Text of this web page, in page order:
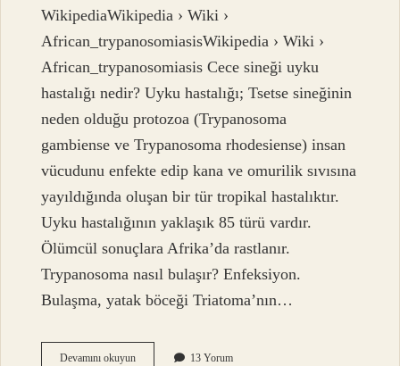
WikipediaWikipedia › Wiki ›
African_trypanosomiasisWikipedia › Wiki ›
African_trypanosomiasis Cece sineği uyku
hastalığı nedir? Uyku hastalığı; Tsetse sineğinin
neden olduğu protozoa (Trypanosoma
gambiense ve Trypanosoma rhodesiense) insan
vücudunu enfekte edip kana ve omurilik sıvısına
yayıldığında oluşan bir tür tropikal hastalıktır.
Uyku hastalığının yaklaşık 85 türü vardır.
Ölümcül sonuçlara Afrika’da rastlanır.
Trypanosoma nasıl bulaşır? Enfeksiyon.
Bulaşma, yatak böceği Triatoma’nın…
Devamını okuyunUyku
13 Yorum